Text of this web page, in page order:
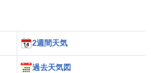
2週間天気
過去天気図